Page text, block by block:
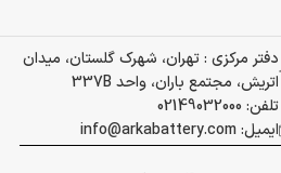
دفتر مرکزی : تهران، شهرک گلستان، میدان
اتریش، مجتمع باران، واحد 337B
تلفن: 02149032000
ایمیل: info@arkabattery.com